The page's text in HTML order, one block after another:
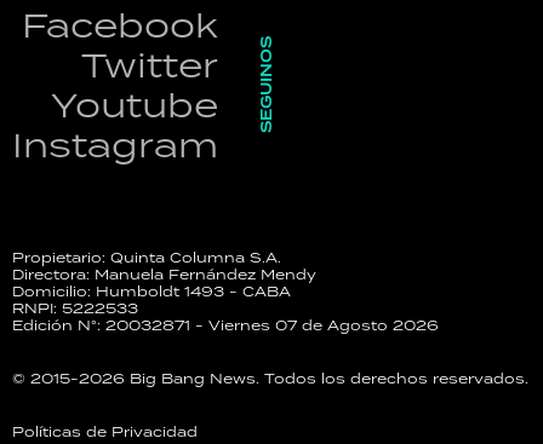
Facebook
Twitter
Youtube
Instagram
SEGUINOS
Propietario: Quinta Columna S.A.
Directora: Manuela Fernández Mendy
Domicilio: Humboldt 1493 - CABA
RNPI: 5222533
Edición N°: 20032871 - Viernes 07 de Agosto 2026
© 2015-2026 Big Bang News. Todos los derechos reservados.
Políticas de Privacidad